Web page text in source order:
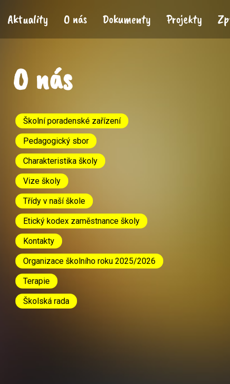
Aktuality O nás Dokumenty Projekty
O nás
Školní poradenské zařízení
Pedagogický sbor
Charakteristika školy
Vize školy
Třídy v naší škole
Etický kodex zaměstnance školy
Kontakty
Organizace školního roku 2025/2026
Terapie
Školská rada